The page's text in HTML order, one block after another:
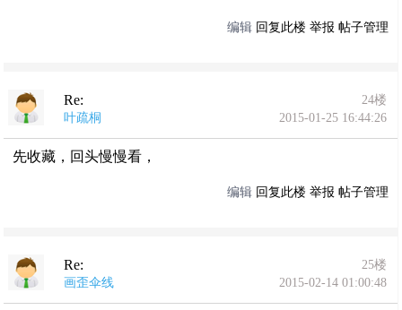
编辑 回复此楼 举报 帖子管理
Re:
24楼
叶疏桐
2015-01-25 16:44:26
先收藏，回头慢慢看，
编辑 回复此楼 举报 帖子管理
Re:
25楼
画歪伞线
2015-02-14 01:00:48